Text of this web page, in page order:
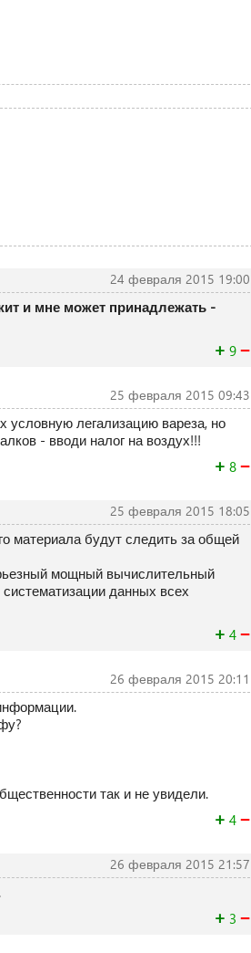
24 февраля 2015 19:00
и мне может принадлежать -
+ 9 −
25 февраля 2015 09:43
условную легализацию вареза, но
- вводи налог на воздух!!!
+ 8 −
25 февраля 2015 18:05
материала будут следить за общей
мощный вычислительный
данных всех
+ 4 −
26 февраля 2015 20:11
так и не увидели.
+ 4 −
26 февраля 2015 21:57
+ 3 −